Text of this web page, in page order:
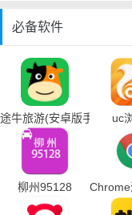
必备软件
途牛旅游(安卓版手机下载)
uc
柳州95128 Chrome